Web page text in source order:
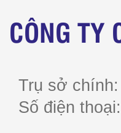
CÔNG TY
Trụ sở
Số điện